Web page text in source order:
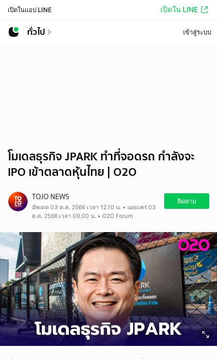
เปิดในแอป LINE เปิดใน LINE
ทั่วไป เข้าสู่ระบบ
โมเดลธุรกิจ JPARK ทำที่จอดรถ กำลังจะ
IPO เข้าตลาดหุ้นไทย | O2O
TOJO NEWS
อัพเดต 03 ต.ค. 2566 เวลา 12.10 น. • เผยแพร่ 03
ต.ค. 2566 เวลา 09.00 น. • O2O Forum
ติดตาม